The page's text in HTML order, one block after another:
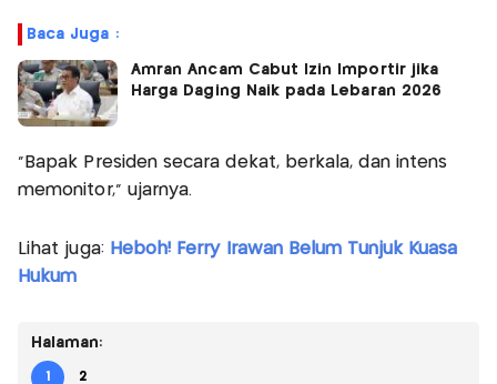
Baca Juga :
Amran Ancam Cabut Izin Importir jika
Harga Daging Naik pada Lebaran 2026
“Bapak Presiden secara dekat, berkala, dan intens
memonitor,” ujarnya.
Lihat juga: Heboh! Ferry Irawan Belum Tunjuk Kuasa
Hukum
Halaman:
1 2